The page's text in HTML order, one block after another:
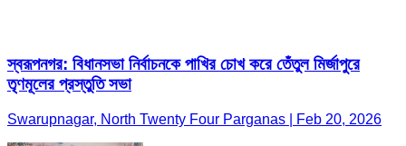
স্বরূপনগর: বিধানসভা নির্বাচনকে পাখির চোখ করে তেঁতুল মির্জাপুরে
তৃণমূলের প্রস্তুতি সভা
Swarupnagar, North Twenty Four Parganas | Feb 20, 2026